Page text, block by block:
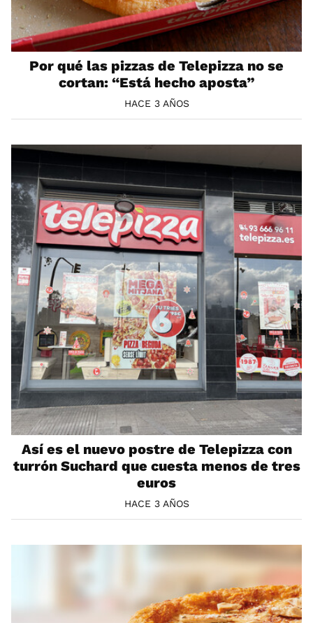
Por qué las pizzas de Telepizza no se
cortan: “Está hecho aposta”
HACE 3 AÑOS
Así es el nuevo postre de Telepizza con
turrón Suchard que cuesta menos de tres
euros
HACE 3 AÑOS